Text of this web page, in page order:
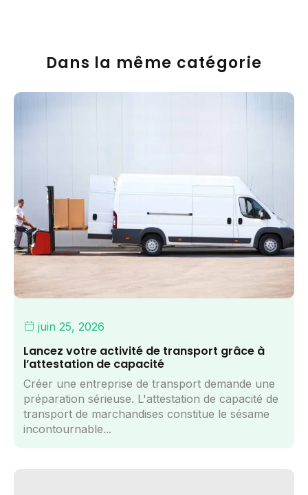
Dans la même catégorie
juin 25, 2026
Lancez votre activité de transport grâce à
l’attestation de capacité
Créer une entreprise de transport demande une
préparation sérieuse. L'attestation de capacité de
transport de marchandises constitue le sésame
incontournable...